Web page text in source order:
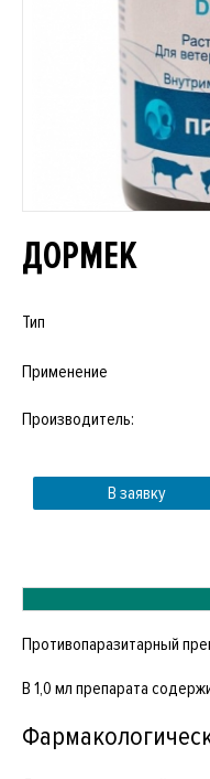
ДОРМЕК
Тип
Применение
Производитель:
В заявку
Противопаразитарный
В 1,0 мл препарата